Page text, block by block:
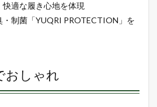
適な履き心地を体現
制菌「YUQRI PROTECTION」を
おしゃれ